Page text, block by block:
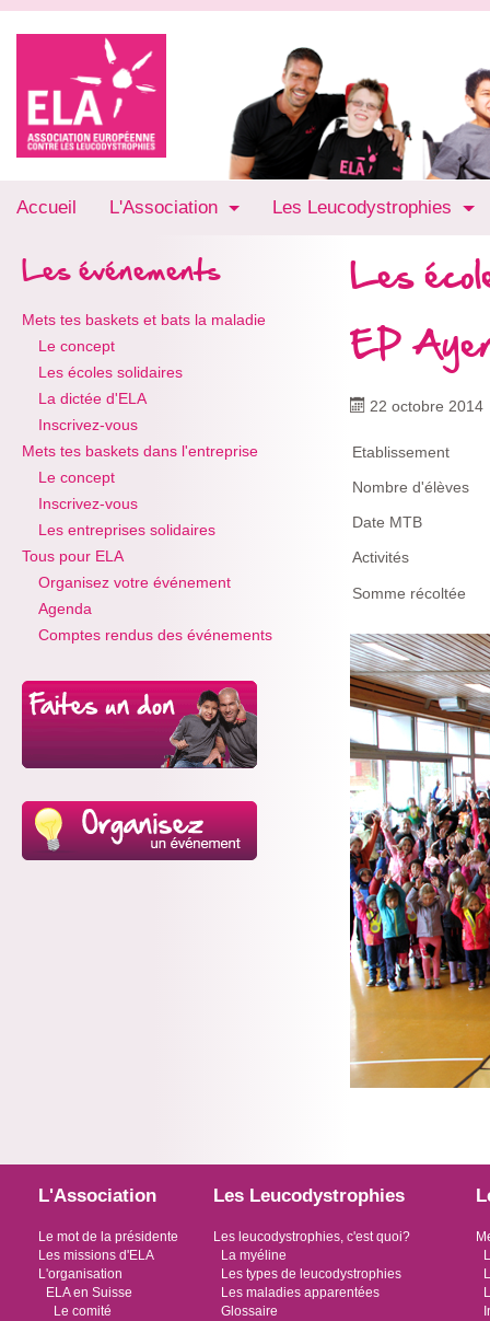
Accueil L'Association Les Leucodystrophies
Les événements
Mets tes baskets et bats la maladie
Le concept
Les écoles solidaires
La dictée d'ELA
Inscrivez-vous
Mets tes baskets dans l'entreprise
Le concept
Inscrivez-vous
Les entreprises solidaires
Tous pour ELA
Organisez votre événement
Agenda
Comptes rendus des événements
Les
EP
22 octobre 2014
Etablissement
Nombre d'élèves
Date MTB
Activités
Somme récoltée
L'Association
Le mot de la présidente
Les missions d'ELA
L'organisation
ELA en Suisse
Le comité
Les Leucodystrophies
Les leucodystrophies, c'est quoi?
La myéline
Les types de leucodystrophies
Les maladies apparentées
Glossaire